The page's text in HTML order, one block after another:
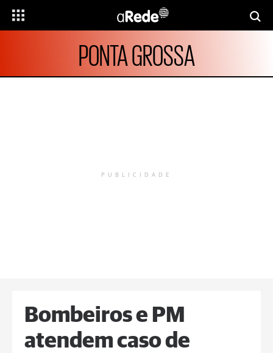
PONTA GROSSA
PUBLICIDADE
Bombeiros e PM
atendem caso de